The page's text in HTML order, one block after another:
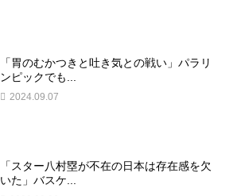
「胃のむかつきと吐き気との戦い」パラリ
ンピックでも...
2024.09.07
「スター八村塁が不在の日本は存在感を欠
いた」バスケ...